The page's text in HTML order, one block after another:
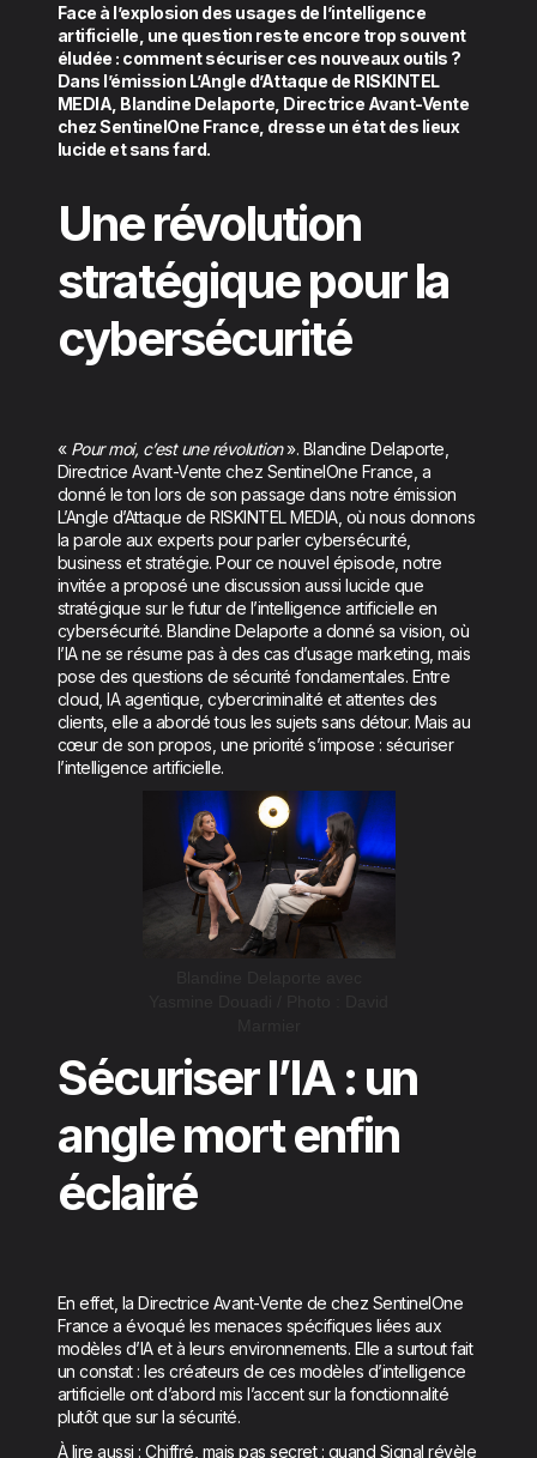
Face à l’explosion des usages de l’intelligence
artificielle, une question reste encore trop souvent
éludée : comment sécuriser ces nouveaux outils ?
Dans l’émission L’Angle d’Attaque de RISKINTEL
MEDIA, Blandine Delaporte, Directrice Avant-Vente
chez SentinelOne France, dresse un état des lieux
lucide et sans fard.
Une révolution
stratégique pour la
cybersécurité
« Pour moi, c’est une révolution». Blandine Delaporte,
Directrice Avant-Vente chez SentinelOne France, a
donné le ton lors de son passage dans notre émission
L’Angle d’Attaque de RISKINTEL MEDIA, où nous donnons
la parole aux experts pour parler cybersécurité,
business et stratégie. Pour ce nouvel épisode, notre
invitée a proposé une discussion aussi lucide que
stratégique sur le futur de l’intelligence artificielle en
cybersécurité. Blandine Delaporte a donné sa vision, où
l’IA ne se résume pas à des cas d’usage marketing, mais
pose des questions de sécurité fondamentales. Entre
cloud, IA agentique, cybercriminalité et attentes des
clients, elle a abordé tous les sujets sans détour. Mais au
cœur de son propos, une priorité s’impose : sécuriser
l’intelligence artificielle.
Sécuriser l’IA : un
angle mort enfin
éclairé
En effet, la Directrice Avant-Vente de chez SentinelOne
France a évoqué les menaces spécifiques liées aux
modèles d’IA et à leurs environnements. Elle a surtout fait
un constat : les créateurs de ces modèles d’intelligence
artificielle ont d’abord mis l’accent sur la fonctionnalité
plutôt que sur la sécurité.
À lire aussi :Chiffré, mais pas secret : quand Signal révèle